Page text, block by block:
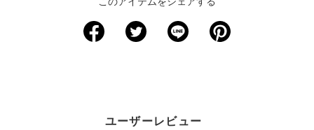
ユーザーレビュー